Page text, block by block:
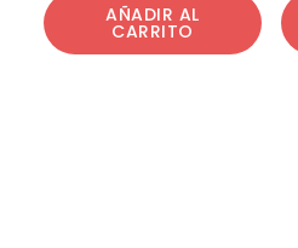
AÑADIR AL
CARRITO